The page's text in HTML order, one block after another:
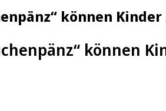
können
können